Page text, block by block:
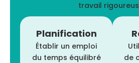
travail
Planification
Établir un emploi
du temps équilibré
de